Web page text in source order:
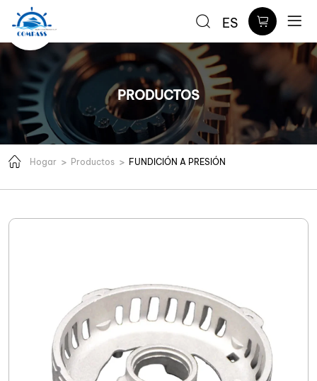
ES
Base
de
cubierta
para
fundición PRODUCTOS
Hogar Productos FUNDICIÓN A PRESIÓN